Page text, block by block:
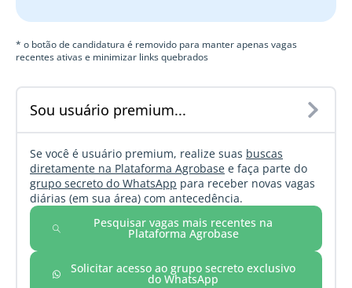
* o botão de candidatura é removido para manter apenas vagas
recentes ativas e minimizar links quebrados
Sou usuário premium...
Se você é usuário premium, realize suas buscas
diretamente na Plataforma Agrobase e faça parte do
grupo secreto do WhatsApp para receber novas vagas
diárias (em sua área) com antecedência.
Pesquisar vagas mais recentes na
Plataforma Agrobase
Solicitar acesso ao grupo secreto exclusivo
do WhatsApp